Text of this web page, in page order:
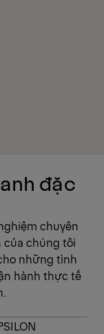
đặc
chuyên
của chúng tôi
những tình
hành thực tế